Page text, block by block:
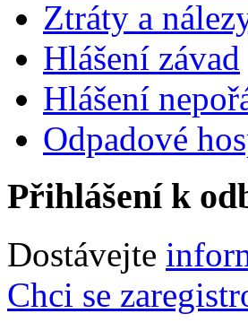
Ztráty a
Hlášení závad
Hlášení
Odpadové
Přihlášení k
Dostávejte
Chci se